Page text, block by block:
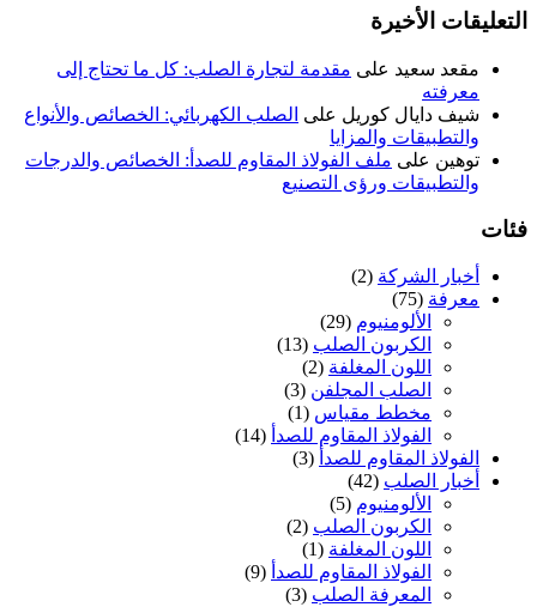
التعليقات الأخيرة
مقعد سعيد على مقدمة لتجارة الصلب: كل ما تحتاج إلى
معرفته
شيف دايال كوريل على الصلب الكهربائي: الخصائص والأنواع
والتطبيقات والمزايا
توهين على ملف الفولاذ المقاوم للصدأ: الخصائص والدرجات
والتطبيقات ورؤى التصنيع
فئات
أخبار الشركة (2)
معرفة (75)
الألومنيوم (29)
الكربون الصلب (13)
اللون المغلفة (2)
الصلب المجلفن (3)
مخطط مقياس (1)
الفولاذ المقاوم للصدأ (14)
الفولاذ المقاوم للصدأ (3)
أخبار الصلب (42)
الألومنيوم (5)
الكربون الصلب (2)
اللون المغلفة (1)
الفولاذ المقاوم للصدأ (9)
المعرفة الصلب (3)